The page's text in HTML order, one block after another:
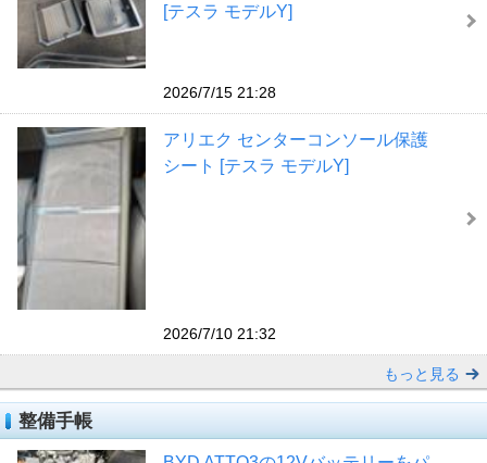
[テスラ モデルY]
2026/7/15 21:28
アリエク センターコンソール保護
シート [テスラ モデルY]
2026/7/10 21:32
もっと見る
整備手帳